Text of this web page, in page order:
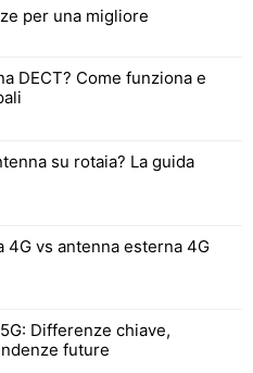
per una migliore
DECT? Come funziona e
su rotaia? La guida
4G vs antenna esterna 4G
Differenze chiave,
future